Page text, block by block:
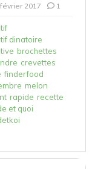
2017 1
dinatoire
brochettes
crevettes
finderfood
melon
rapide recette
et quoi